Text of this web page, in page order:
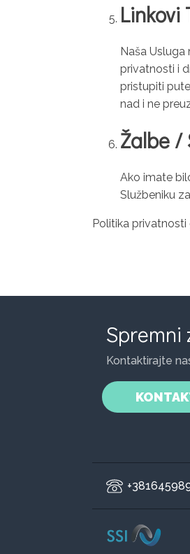
Naša
privatnosti i
pristupiti
nad i ne
Žalbe /
Ako imate
Službeniku
Politika
Spremni
Kontaktirajte